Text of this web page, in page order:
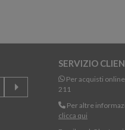
SERVIZIO
Per acquisti
211
Per altre
clicca qui